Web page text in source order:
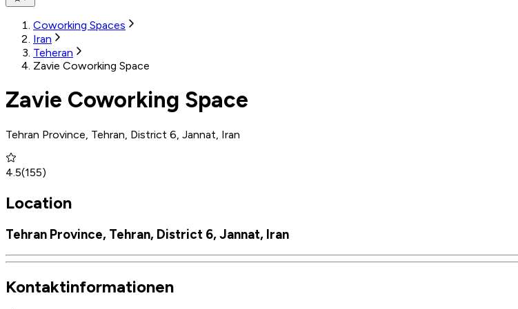
Coworking Spaces
Iran
Teheran
Zavie Coworking Space
Zavie Coworking Space
Tehran Province, Tehran, District 6, Jannat, Iran
4.5(155)
Location
Tehran Province, Tehran, District 6, Jannat, Iran
Kontaktinformationen